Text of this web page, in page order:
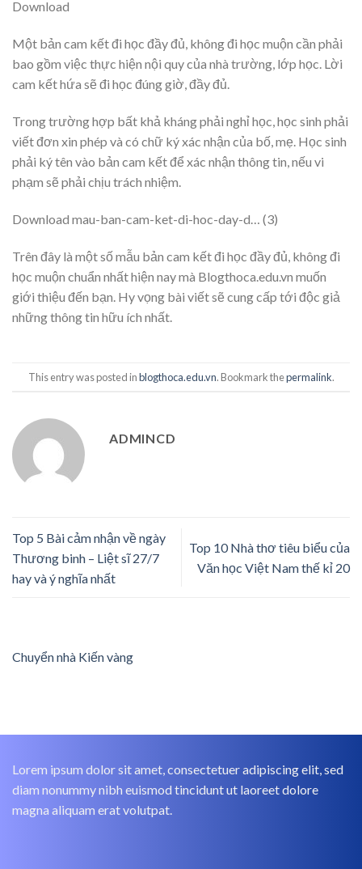
Download
Một bản cam kết đi học đầy đủ, không đi học muộn cần phải
bao gồm việc thực hiện nội quy của nhà trường, lớp học. Lời
cam kết hứa sẽ đi học đúng giờ, đầy đủ.
Trong trường hợp bất khả kháng phải nghỉ học, học sinh phải
viết đơn xin phép và có chữ ký xác nhận của bố, mẹ. Học sinh
phải ký tên vào bản cam kết để xác nhận thông tin, nếu vi
phạm sẽ phải chịu trách nhiệm.
Download mau-ban-cam-ket-di-hoc-day-d… (3)
Trên đây là một số mẫu bản cam kết đi học đầy đủ, không đi
học muộn chuẩn nhất hiện nay mà Blogthoca.edu.vn muốn
giới thiệu đến bạn. Hy vọng bài viết sẽ cung cấp tới độc giả
những thông tin hữu ích nhất.
This entry was posted inblogthoca.edu.vn. Bookmark thepermalink.
ADMINCD
Top 5 Bài cảm nhận về ngày
Thương binh – Liệt sĩ 27/7
hay và ý nghĩa nhất
Top 10 Nhà thơ tiêu biểu của
Văn học Việt Nam thế kỉ 20
Chuyển nhà Kiến vàng
Lorem ipsum dolor sit amet, consectetuer adipiscing elit, sed
diam nonummy nibh euismod tincidunt ut laoreet dolore
magna aliquam erat volutpat.